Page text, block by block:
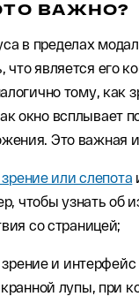
ВАЖНО?
в пределах
что является его
тому, как
окно всплывает
Это важная
или слепота
чтобы узнать об
со страницей;
и
лупы, при